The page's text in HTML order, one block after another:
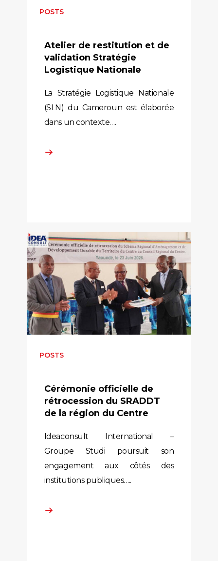
POSTS
Atelier de restitution et de
validation Stratégie
Logistique Nationale
La Stratégie Logistique Nationale
(SLN) du Cameroun est élaborée
dans un contexte….
POSTS
Cérémonie officielle de
rétrocession du SRADDT
de la région du Centre
Ideaconsult International –
Groupe Studi poursuit son
engagement aux côtés des
institutions publiques…..